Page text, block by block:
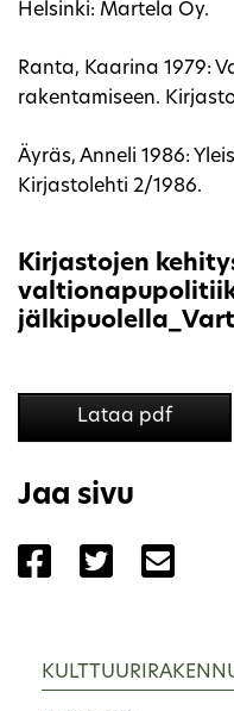
Helsinki: Martela Oy.
Ranta, Kaarina 1979:
rakentamiseen.
Äyräs, Anneli 1986:
Kirjastolehti 2/1986.
Kirjastojen
Lataa pdf
Jaa sivu
Jaa sivu palvelussa
Jaa sivu